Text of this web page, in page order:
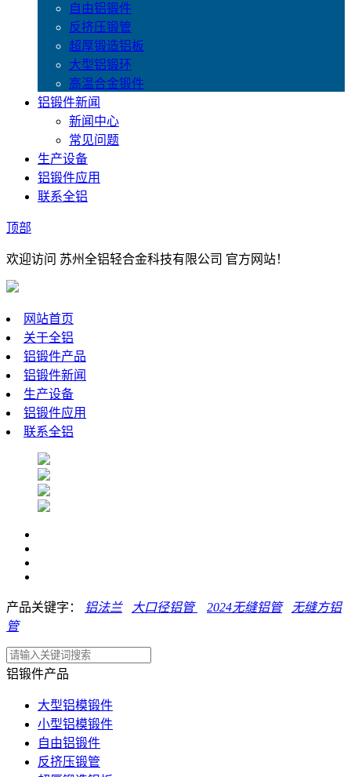
自由铝锻件
反挤压锻管
超厚锻造铝板
大型铝锻环
高温合金锻件
铝锻件新闻
新闻中心
常见问题
生产设备
铝锻件应用
联系全铝
顶部
欢迎访问 苏州全铝轻合金科技有限公司 官方网站！
网站首页
关于全铝
铝锻件产品
铝锻件新闻
生产设备
铝锻件应用
联系全铝
产品关键字： 铝法兰 大口径铝管 2024无缝铝管
无缝方铝
管
铝锻件产品
大型铝模锻件
小型铝模锻件
自由铝锻件
反挤压锻管